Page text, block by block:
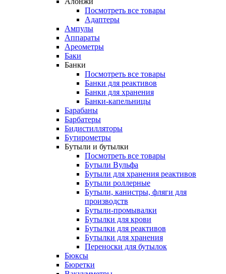
Посмотреть все товары
Адаптеры
Ампулы
Аппараты
Ареометры
Баки
Банки
Посмотреть все товары
Банки для реактивов
Банки для хранения
Банки-капельницы
Барабаны
Барбатеры
Бидистилляторы
Бутирометры
Бутыли и бутылки
Посмотреть все товары
Бутыли Вульфа
Бутыли для хранения реактивов
Бутыли роллерные
Бутыли, канистры, фляги для
производств
Бутыли-промывалки
Бутылки для крови
Бутылки для реактивов
Бутылки для хранения
Переноски для бутылок
Бюксы
Бюретки